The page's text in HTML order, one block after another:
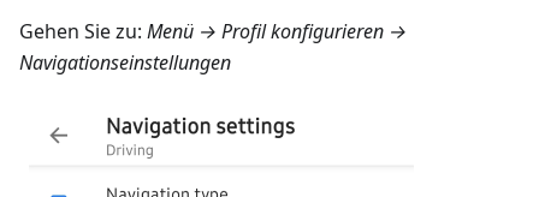
Gehen Sie zu: Menü → Profil konfigurieren →
Navigationseinstellungen